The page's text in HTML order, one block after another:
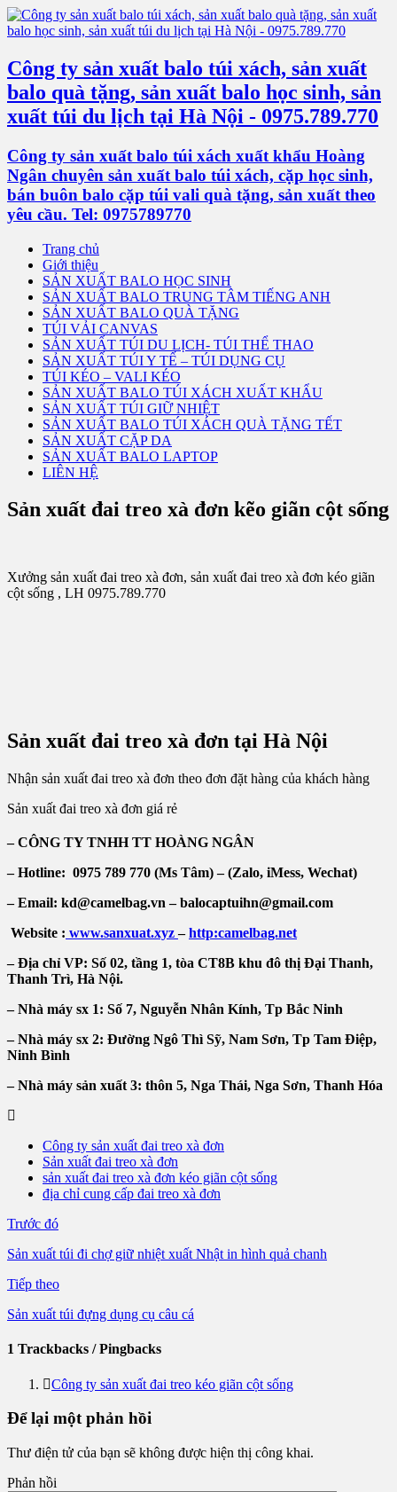
Công ty sản xuất balo túi xách, sản xuất
balo quà tặng, sản xuất balo học sinh, sản
xuất túi du lịch tại Hà Nội - 0975.789.770
Công ty sản xuất balo túi xách xuất khẩu Hoàng
Ngân chuyên sản xuất balo túi xách, cặp học sinh,
bán buôn balo cặp túi vali quà tặng, sản xuất theo
yêu cầu. Tel: 0975789770
Trang chủ
Giới thiệu
SẢN XUẤT BALO HỌC SINH
SẢN XUẤT BALO TRUNG TÂM TIẾNG ANH
SẢN XUẤT BALO QUÀ TẶNG
TÚI VẢI CANVAS
SẢN XUẤT TÚI DU LỊCH- TÚI THỂ THAO
SẢN XUẤT TÚI Y TẾ – TÚI DỤNG CỤ
TÚI KÉO – VALI KÉO
SẢN XUẤT BALO TÚI XÁCH XUẤT KHẨU
SẢN XUẤT TÚI GIỮ NHIỆT
SẢN XUẤT BALO TÚI XÁCH QUÀ TẶNG TẾT
SẢN XUẤT CẶP DA
SẢN XUẤT BALO LAPTOP
LIÊN HỆ
Sản xuất đai treo xà đơn kẽo giãn cột sống
Xưởng sản xuất đai treo xà đơn, sản xuất đai treo xà đơn kéo giãn
cột sống , LH 0975.789.770
Sản xuất đai treo xà đơn tại Hà Nội
Nhận sản xuất đai treo xà đơn theo đơn đặt hàng của khách hàng
Sản xuất đai treo xà đơn giá rẻ
– CÔNG TY TNHH TT HOÀNG NGÂN
– Hotline: 0975 789 770 (Ms Tâm) – (Zalo, iMess, Wechat)
– Email: kd@camelbag.vn – balocaptuihn@gmail.com
Website : www.sanxuat.xyz –http:camelbag.net
– Địa chỉ VP: Số 02, tầng 1, tòa CT8B khu đô thị Đại Thanh,
Thanh Trì, Hà Nội.
– Nhà máy sx 1: Số 7, Nguyễn Nhân Kính, Tp Bắc Ninh
– Nhà máy sx 2: Đường Ngô Thì Sỹ, Nam Sơn, Tp Tam Điệp,
Ninh Bình
– Nhà máy sản xuất 3: thôn 5, Nga Thái, Nga Sơn, Thanh Hóa
Công ty sản xuất đai treo xà đơn
Sản xuất đai treo xà đơn
sản xuất đai treo xà đơn kéo giãn cột sống
địa chỉ cung cấp đai treo xà đơn
Trước đó
Sản xuất túi đi chợ giữ nhiệt xuất Nhật in hình quả chanh
Tiếp theo
Sản xuất túi đựng dụng cụ câu cá
1 Trackbacks / Pingbacks
Công ty sản xuất đai treo kéo giãn cột sống
Để lại một phản hồi
Thư điện tử của bạn sẽ không được hiện thị công khai.
Phản hồi